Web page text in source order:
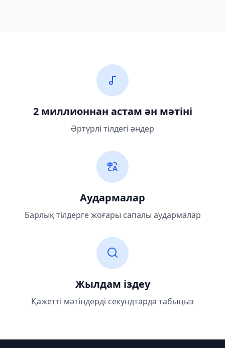
2 миллионнан астам ән мәтіні
Әртүрлі тілдегі әндер
Аудармалар
Барлық тілдерге жоғары сапалы аудармалар
Жылдам іздеу
Қажетті мәтіндерді секундтарда табыңыз